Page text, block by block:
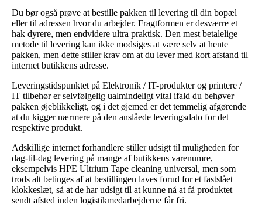
Du bør også prøve at bestille pakken til levering til din bopæl
eller til adressen hvor du arbejder. Fragtformen er desværre et
hak dyrere, men endvidere ultra praktisk. Den mest betalelige
metode til levering kan ikke modsiges at være selv at hente
pakken, men dette stiller krav om at du lever med kort afstand til
internet butikkens adresse.
Leveringstidspunktet på Elektronik / IT-produkter og printere /
IT tilbehør er selvfølgelig ualmindeligt vital ifald du behøver
pakken øjeblikkeligt, og i det øjemed er det temmelig afgørende
at du kigger nærmere på den anslåede leveringsdato for det
respektive produkt.
Adskillige internet forhandlere stiller udsigt til muligheden for
dag-til-dag levering på mange af butikkens varenumre,
eksempelvis HPE Ultrium Tape cleaning universal, men som
trods alt betinges af at bestillingen laves forud for et fastslået
klokkeslæt, så at de har udsigt til at kunne nå at få produktet
sendt afsted inden logistikmedarbejderne får fri.